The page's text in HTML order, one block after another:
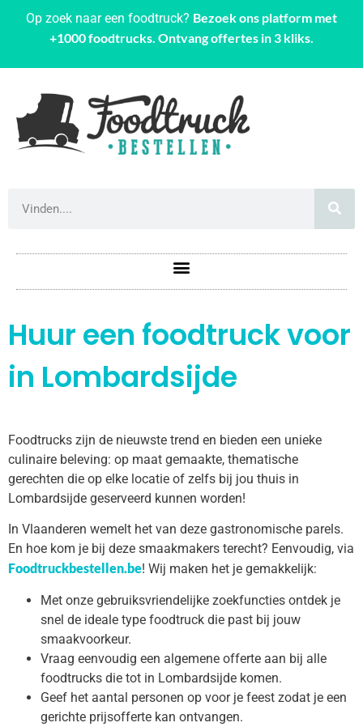
Op zoek naar een foodtruck? Bezoek ons platform met
+1000 foodtrucks. Ontvang offertes in 3 kliks.
Huur een foodtruck voor
in Lombardsijde
Foodtrucks zijn de nieuwste trend en bieden een unieke
culinaire beleving: op maat gemaakte, thematische
gerechten die op elke locatie of zelfs bij jou thuis in
Lombardsijde geserveerd kunnen worden!
In Vlaanderen wemelt het van deze gastronomische parels.
En hoe kom je bij deze smaakmakers terecht? Eenvoudig, via
Foodtruckbestellen.be! Wij maken het je gemakkelijk:
Met onze gebruiksvriendelijke zoekfuncties ontdek je
snel de ideale type foodtruck die past bij jouw
smaakvoorkeur.
Vraag eenvoudig een algemene offerte aan bij alle
foodtrucks die tot in Lombardsijde komen.
Geef het aantal personen op voor je feest zodat je een
gerichte prijsofferte kan ontvangen.